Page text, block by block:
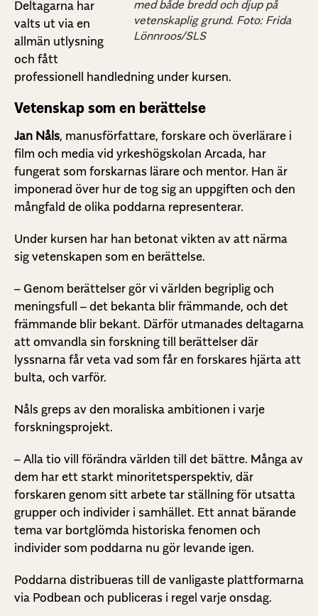
med både bredd och djup på
vetenskaplig grund. Foto: Frida
Lönnroos/SLS
Deltagarna har
valts ut via en
allmän utlysning
och fått
professionell handledning under kursen.
Vetenskap som en berättelse
Jan Nåls, manusförfattare, forskare och överlärare i
film och media vid yrkeshögskolan Arcada, har
fungerat som forskarnas lärare och mentor. Han är
imponerad över hur de tog sig an uppgiften och den
mångfald de olika poddarna representerar.
Under kursen har han betonat vikten av att närma
sig vetenskapen som en berättelse.
– Genom berättelser gör vi världen begriplig och
meningsfull – det bekanta blir främmande, och det
främmande blir bekant. Därför utmanades deltagarna
att omvandla sin forskning till berättelser där
lyssnarna får veta vad som får en forskares hjärta att
bulta, och varför.
Nåls greps av den moraliska ambitionen i varje
forskningsprojekt.
– Alla tio vill förändra världen till det bättre. Många av
dem har ett starkt minoritetsperspektiv, där
forskaren genom sitt arbete tar ställning för utsatta
grupper och individer i samhället. Ett annat bärande
tema var bortglömda historiska fenomen och
individer som poddarna nu gör levande igen.
Poddarna distribueras till de vanligaste plattformarna
via Podbean och publiceras i regel varje onsdag.